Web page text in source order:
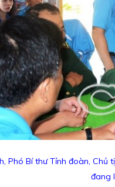
Phó Bí thư Tỉnh đoàn, Chủ
đang